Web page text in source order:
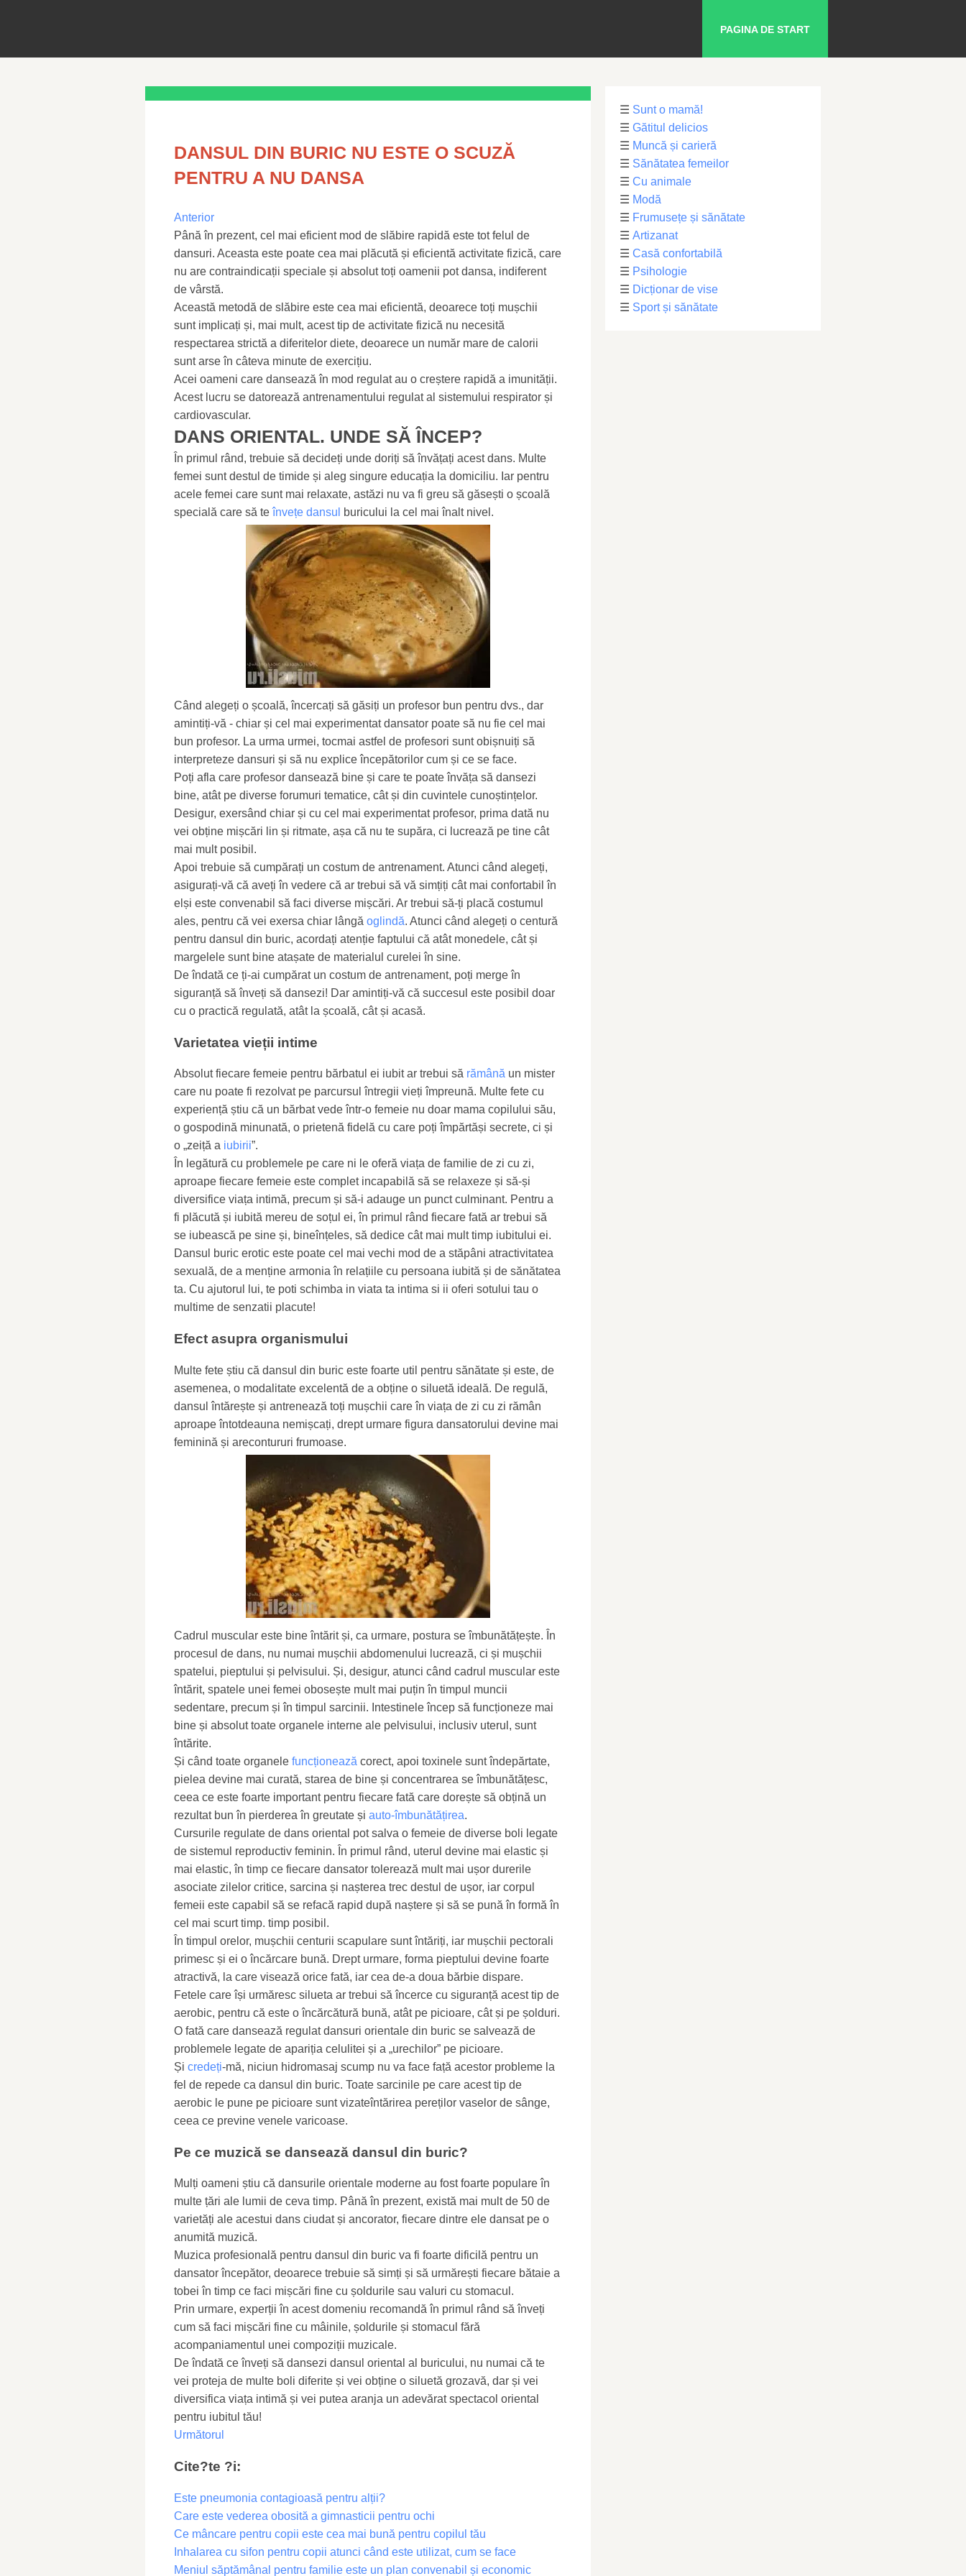
PAGINA DE START
DANSUL DIN BURIC NU ESTE O SCUZĂ
PENTRU A NU DANSA
Anterior
Până în prezent, cel mai eficient mod de slăbire rapidă este tot felul de
dansuri. Aceasta este poate cea mai plăcută și eficientă activitate fizică, care
nu are contraindicații speciale și absolut toți oamenii pot dansa, indiferent
de vârstă.
Această metodă de slăbire este cea mai eficientă, deoarece toți mușchii
sunt implicați și, mai mult, acest tip de activitate fizică nu necesită
respectarea strictă a diferitelor diete, deoarece un număr mare de calorii
sunt arse în câteva minute de exercițiu.
Acei oameni care dansează în mod regulat au o creștere rapidă a imunității.
Acest lucru se datorează antrenamentului regulat al sistemului respirator și
cardiovascular.
DANS ORIENTAL. UNDE SĂ ÎNCEP?
În primul rând, trebuie să decideți unde doriți să învățați acest dans. Multe
femei sunt destul de timide și aleg singure educația la domiciliu. Iar pentru
acele femei care sunt mai relaxate, astăzi nu va fi greu să găsești o școală
specială care să teînvețe dansul buricului la cel mai înalt nivel.
Când alegeți o școală, încercați să găsiți un profesor bun pentru dvs., dar
amintiți-vă - chiar și cel mai experimentat dansator poate să nu fie cel mai
bun profesor. La urma urmei, tocmai astfel de profesori sunt obișnuiți să
interpreteze dansuri și să nu explice începătorilor cum și ce se face.
Poți afla care profesor dansează bine și care te poate învăța să dansezi
bine, atât pe diverse forumuri tematice, cât și din cuvintele cunoștințelor.
Desigur, exersând chiar și cu cel mai experimentat profesor, prima dată nu
vei obține mișcări lin și ritmate, așa că nu te supăra, ci lucrează pe tine cât
mai mult posibil.
Apoi trebuie să cumpărați un costum de antrenament. Atunci când alegeți,
asigurați-vă că aveți în vedere că ar trebui să vă simțiți cât mai confortabil în
elși este convenabil să faci diverse mișcări. Ar trebui să-ți placă costumul
ales, pentru că vei exersa chiar lângă oglindă. Atunci când alegeți o centură
pentru dansul din buric, acordați atenție faptului că atât monedele, cât și
margelele sunt bine atașate de materialul curelei în sine.
De îndată ce ți-ai cumpărat un costum de antrenament, poți merge în
siguranță să înveți să dansezi! Dar amintiți-vă că succesul este posibil doar
cu o practică regulată, atât la școală, cât și acasă.
Varietatea vieții intime
Absolut fiecare femeie pentru bărbatul ei iubit ar trebui să rămână un mister
care nu poate fi rezolvat pe parcursul întregii vieți împreună. Multe fete cu
experiență știu că un bărbat vede într-o femeie nu doar mama copilului său,
o gospodină minunată, o prietenă fidelă cu care poți împărtăși secrete, ci și
o „zeiță a iubirii”.
În legătură cu problemele pe care ni le oferă viața de familie de zi cu zi,
aproape fiecare femeie este complet incapabilă să se relaxeze și să-și
diversifice viața intimă, precum și să-i adauge un punct culminant. Pentru a
fi plăcută și iubită mereu de soțul ei, în primul rând fiecare fată ar trebui să
se iubească pe sine și, bineînțeles, să dedice cât mai mult timp iubitului ei.
Dansul buric erotic este poate cel mai vechi mod de a stăpâni atractivitatea
sexuală, de a menține armonia în relațiile cu persoana iubită și de sănătatea
ta. Cu ajutorul lui, te poti schimba in viata ta intima si ii oferi sotului tau o
multime de senzatii placute!
Efect asupra organismului
Multe fete știu că dansul din buric este foarte util pentru sănătate și este, de
asemenea, o modalitate excelentă de a obține o siluetă ideală. De regulă,
dansul întărește și antrenează toți mușchii care în viața de zi cu zi rămân
aproape întotdeauna nemișcați, drept urmare figura dansatorului devine mai
feminină și arecontururi frumoase.
Cadrul muscular este bine întărit și, ca urmare, postura se îmbunătățește. În
procesul de dans, nu numai mușchii abdomenului lucrează, ci și mușchii
spatelui, pieptului și pelvisului. Și, desigur, atunci când cadrul muscular este
întărit, spatele unei femei obosește mult mai puțin în timpul muncii
sedentare, precum și în timpul sarcinii. Intestinele încep să funcționeze mai
bine și absolut toate organele interne ale pelvisului, inclusiv uterul, sunt
întărite.
Și când toate organele funcționează corect, apoi toxinele sunt îndepărtate,
pielea devine mai curată, starea de bine și concentrarea se îmbunătățesc,
ceea ce este foarte important pentru fiecare fată care dorește să obțină un
rezultat bun în pierderea în greutate și auto-îmbunătățirea.
Cursurile regulate de dans oriental pot salva o femeie de diverse boli legate
de sistemul reproductiv feminin. În primul rând, uterul devine mai elastic și
mai elastic, în timp ce fiecare dansator tolerează mult mai ușor durerile
asociate zilelor critice, sarcina și nașterea trec destul de ușor, iar corpul
femeii este capabil să se refacă rapid după naștere și să se pună în formă în
cel mai scurt timp. timp posibil.
În timpul orelor, mușchii centurii scapulare sunt întăriți, iar mușchii pectorali
primesc și ei o încărcare bună. Drept urmare, forma pieptului devine foarte
atractivă, la care visează orice fată, iar cea de-a doua bărbie dispare.
Fetele care își urmăresc silueta ar trebui să încerce cu siguranță acest tip de
aerobic, pentru că este o încărcătură bună, atât pe picioare, cât și pe șolduri.
O fată care dansează regulat dansuri orientale din buric se salvează de
problemele legate de apariția celulitei și a „urechilor” pe picioare.
Și credeți-mă, niciun hidromasaj scump nu va face față acestor probleme la
fel de repede ca dansul din buric. Toate sarcinile pe care acest tip de
aerobic le pune pe picioare sunt vizateîntărirea pereților vaselor de sânge,
ceea ce previne venele varicoase.
Pe ce muzică se dansează dansul din buric?
Mulți oameni știu că dansurile orientale moderne au fost foarte populare în
multe țări ale lumii de ceva timp. Până în prezent, există mai mult de 50 de
varietăți ale acestui dans ciudat și ancorator, fiecare dintre ele dansat pe o
anumită muzică.
Muzica profesională pentru dansul din buric va fi foarte dificilă pentru un
dansator începător, deoarece trebuie să simți și să urmărești fiecare bătaie a
tobei în timp ce faci mișcări fine cu șoldurile sau valuri cu stomacul.
Prin urmare, experții în acest domeniu recomandă în primul rând să înveți
cum să faci mișcări fine cu mâinile, șoldurile și stomacul fără
acompaniamentul unei compoziții muzicale.
De îndată ce înveți să dansezi dansul oriental al buricului, nu numai că te
vei proteja de multe boli diferite și vei obține o siluetă grozavă, dar și vei
diversifica viața intimă și vei putea aranja un adevărat spectacol oriental
pentru iubitul tău!
Următorul
Cite?te ?i:
Este pneumonia contagioasă pentru alții?
Care este vederea obosită a gimnasticii pentru ochi
Ce mâncare pentru copii este cea mai bună pentru copilul tău
Inhalarea cu sifon pentru copii atunci când este utilizat, cum se face
Meniul săptămânal pentru familie este un plan convenabil și economic
☰ Sunt o mamă!
☰ Gătitul delicios
☰ Muncă și carieră
☰ Sănătatea femeilor
☰ Cu animale
☰ Modă
☰ Frumusețe și sănătate
☰ Artizanat
☰ Casă confortabilă
☰ Psihologie
☰ Dicționar de vise
☰ Sport și sănătate